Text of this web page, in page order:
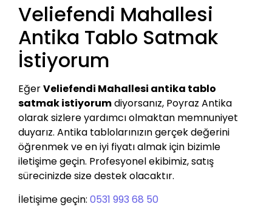
Veliefendi Mahallesi
Antika Tablo Satmak
İstiyorum
EğerVeliefendi Mahallesi antika tablo
satmak istiyorumdiyorsanız, Poyraz Antika
olarak sizlere yardımcı olmaktan memnuniyet
duyarız. Antika tablolarınızın gerçek değerini
öğrenmek ve en iyi fiyatı almak için bizimle
iletişime geçin. Profesyonel ekibimiz, satış
sürecinizde size destek olacaktır.
İletişime geçin: 0531 993 68 50